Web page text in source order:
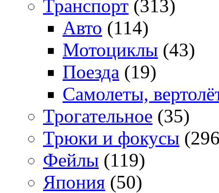
Транспорт (313)
Авто (114)
Мотоциклы (43)
Поезда (19)
Самолеты,
Трогательное (35)
Трюки и фокусы
Фейлы (119)
Япония (50)